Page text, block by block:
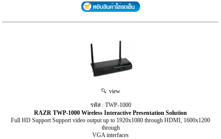
view
รหัส : TWP-1000
RAZR TWP-1000 Wireless Interactive Presentation Solution
Full HD Support Support video output up to 1920x1080 through HDMI, 1600x1200
through
VGA interfaces